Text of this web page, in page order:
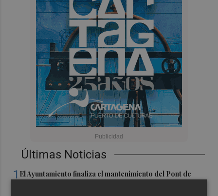
Últimas Noticias
1 El Ayuntamiento finaliza el mantenimiento del Pont de